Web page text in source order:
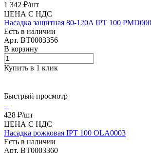
1 342 ₽/шт
ЦЕНА С НДС
Насадка защитная 80-120A IPT 100
Есть в наличии
Арт. BT0003356
В корзину
Купить в 1 клик
Быстрый просмотр
428 ₽/шт
ЦЕНА С НДС
Насадка рожковая IPT 100 OLA0003
Есть в наличии
Арт. BT0003360